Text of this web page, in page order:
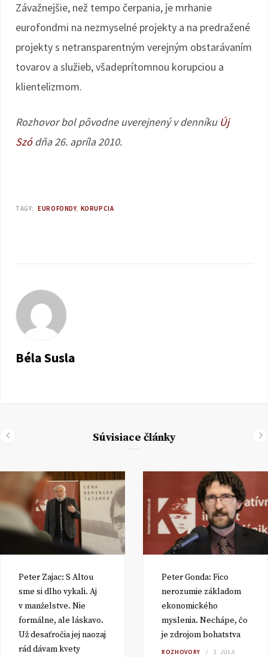
Závažnejšie, než tempo čerpania, je mrhanie
eurofondmi na nezmyselné projekty a na predražené
projekty s netransparentným verejným obstarávaním
tovarov a služieb, všadeprítomnou korupciou a
klientelizmom.
Rozhovor bol pôvodne uverejnený v denníku Új
Szódňa 26. apríla 2010.
TAGY: EUROFONDY KORUPCIA
Béla Susla
Súvisiace články
Peter Zajac: S Altou
sme si dlho vykali. Aj
v manželstve. Nie
formálne, ale láskavo.
Už desaťročia jej naozaj
rád dávam kvety
Peter Gonda: Fico
nerozumie základom
ekonomického
myslenia. Nechápe, čo
je zdrojom bohatstva
ROZHOVORY
3. JÚLA